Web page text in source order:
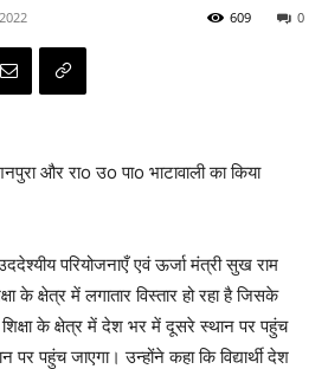
0
609
और राo उo पाo भाटावाली का किया
परियोजनाएँ एवं ऊर्जा मंत्री सुख राम
के क्षेत्र में लगातार विस्तार हो रहा है जिसके
के क्षेत्र में देश भर में दूसरे स्थान पर पहुंच
पहुंच जाएगा। उन्होंने कहा कि विद्यार्थी देश